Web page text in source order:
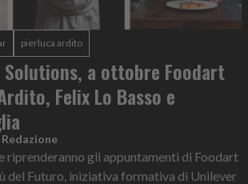
pierluca ardito
Solutions, a ottobre Foodart
Felix Lo Basso e
Redazione
riprenderanno gli appuntamenti di Foodart
del Futuro, iniziativa formativa di Unilever